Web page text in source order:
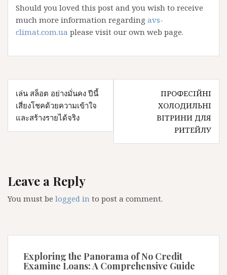
Should you loved this post and you wish to receive
much more information regarding avs-
climat.com.ua please visit our own web page.
Post
navigation
เล่น สล็อต อย่างมั่นคง ปีนี้
เสี่ยงโชคด้วยความเข้าใจ
และสร้างรายได้จริง
ПРОФЕСІЙНІ
ХОЛОДИЛЬНІ
ВІТРИНИ ДЛЯ
РИТЕЙЛУ
Leave a Reply
You must be logged in to post a comment.
Exploring the Panorama of No Credit
Examine Loans: A Comprehensive Guide